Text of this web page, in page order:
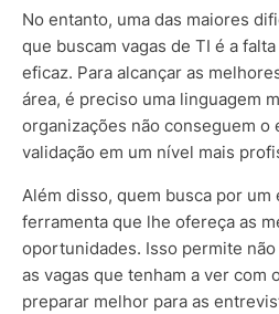
No entanto, uma das maiores
que buscam vagas de TI é a
eficaz. Para alcançar as
área, é preciso uma linguagem
organizações não conseguem o
validação em um nível mais
Além disso, quem busca por um
ferramenta que lhe ofereça as
oportunidades. Isso permite
as vagas que tenham a ver com
preparar melhor para as